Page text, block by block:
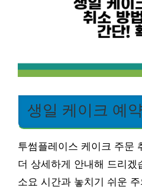
생일 케이크 예
투썸플레이스 케이크 주문
더 상세하게 안내해 드리겠
소요 시간과 놓치기 쉬운